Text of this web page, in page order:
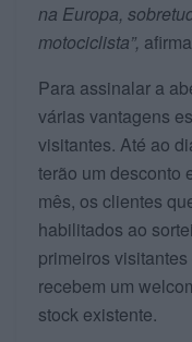
na Europa,
motociclista”,
Para assinalar a
várias vantagens
visitantes. Até ao
terão um desconto
mês, os clientes
habilitados ao
primeiros
recebem um
stock existente.